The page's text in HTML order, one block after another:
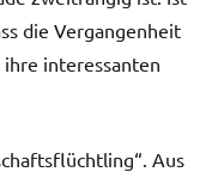
die Vergangenheit
interessanten
Aus